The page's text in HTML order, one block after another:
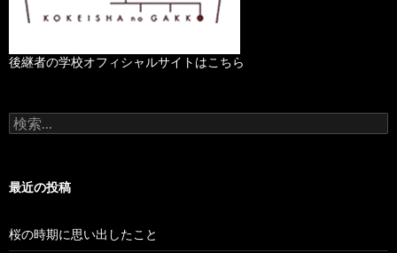
後継者の学校オフィシャルサイトはこちら
検
索
最近の投稿
桜の時期に思い出したこと